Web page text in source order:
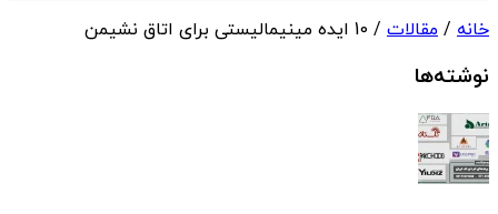
خانه / مقالات / 10 ایده مینیمالیستی برای اتاق نشیمن
نوشته‌ها